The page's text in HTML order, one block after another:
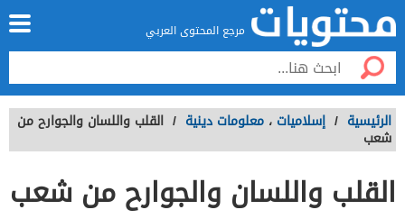
مرجع المحتوى العربي
الرئيسية / إسلاميات ، معلومات دينية / القلب واللسان والجوارح من
شعب
القلب واللسان والجوارح من شعب